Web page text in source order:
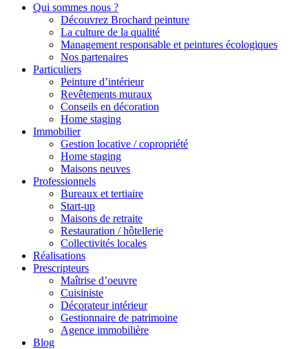
Qui sommes nous ?
Découvrez Brochard peinture
La culture de la qualité
Management responsable et peintures écologiques
Nos partenaires
Particuliers
Peinture d’intérieur
Revêtements muraux
Conseils en décoration
Home staging
Immobilier
Gestion locative / copropriété
Home staging
Maisons neuves
Professionnels
Bureaux et tertiaire
Start-up
Maisons de retraite
Restauration / hôtellerie
Collectivités locales
Réalisations
Prescripteurs
Maîtrise d’oeuvre
Cuisiniste
Décorateur intérieur
Gestionnaire de patrimoine
Agence immobilière
Blog